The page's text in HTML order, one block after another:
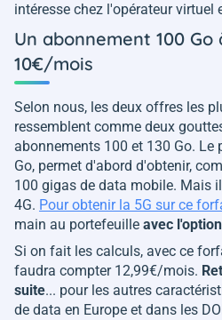
intéresse chez l'opérateur virtuel
Un abonnement 100 Go
10€/mois
Selon nous, les deux offres les
ressemblent comme deux
abonnements 100 et 130 Go. Le
Go, permet d'abord d'obtenir,
100 gigas de data mobile. Mais
4G. Pour obtenir la 5G sur ce
main au portefeuille avec
Si on fait les calculs, avec ce
faudra compter 12,99€/mois.
suite... pour les autres
de data en Europe et dans les